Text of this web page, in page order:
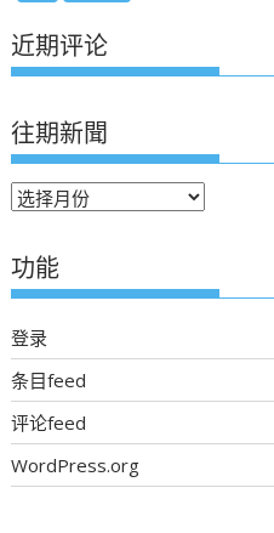
近期评论
往期新聞
往
新
聞
功能
登录
条目feed
评论feed
WordPress.org